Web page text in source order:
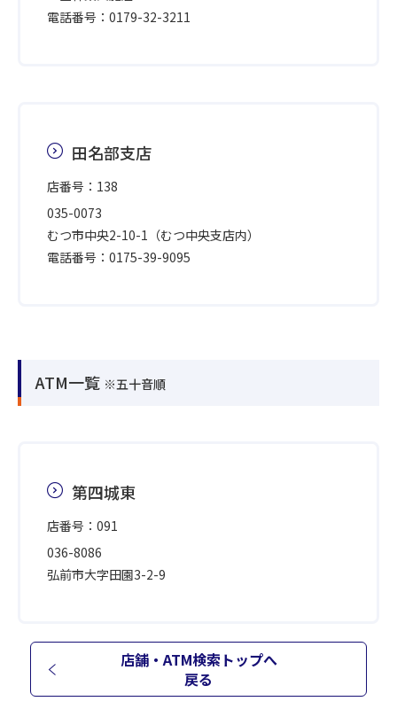
電話番号：0179-32-3211
田名部支店
店番号：138
035-0073
むつ市中央2-10-1（むつ中央支店内）
電話番号：0175-39-9095
ATM一覧 ※五十音順
第四城東
店番号：091
036-8086
弘前市大字田園3-2-9
店舗・ATM検索トップへ
戻る